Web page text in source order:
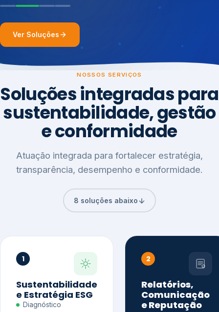
Ver Soluções
NOSSOS SERVIÇOS
Soluções integradas para
sustentabilidade, gestão
e conformidade
Atuação integrada para fortalecer estratégia,
transparência, desempenho e conformidade.
8 soluções abaixo
1
Sustentabilidade
e Estratégia ESG
Diagnóstico
2
Relatórios,
Comunicação
e Reputação